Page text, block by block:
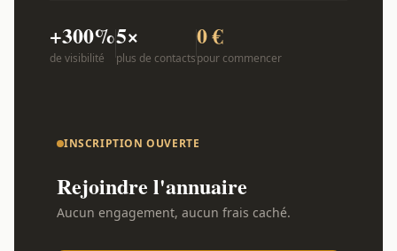
+300%
de visibilité
5×
plus de contacts
0 €
pour commencer
INSCRIPTION OUVERTE
Rejoindre l'annuaire
Aucun engagement, aucun frais caché.